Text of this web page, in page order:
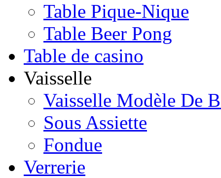
Table Pique-Nique
Table Beer Pong
Table de casino
Vaisselle
Vaisselle Modèle De
Sous Assiette
Fondue
Verrerie